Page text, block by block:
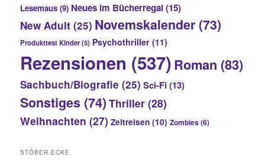
Lesemaus (9) Neues im Bücherregal(15)
New Adult (25) Novemskalender(73)
Produkttest Kinder(5) Psychothriller (11)
Rezensionen (537)Roman (83)
Sachbuch/Biografie (25) Sci-Fi (13)
Sonstiges (74) Thriller (28)
Weihnachten (27) Zeitreisen (10) Zombies(6)
STÖBER-ECKE